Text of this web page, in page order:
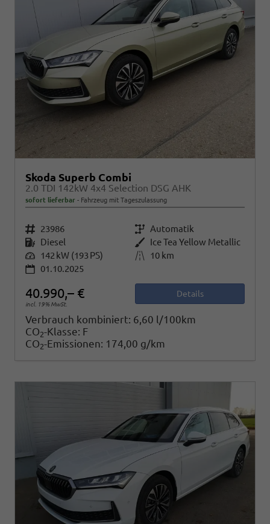
Skoda Superb Combi
2.0 TDI 142kW 4x4 Selection DSG AHK
sofort lieferbar Fahrzeug mit Tageszulassung
Fahrzeugnr. 23986 Getriebe Automatik
Kraftstoff Diesel Außenfarbe Ice Tea Yellow Metallic
Leistung 142 kW (193 PS) Kilometerstand
10 km
01.10.2025
40.990,– €
incl. 19% MwSt.
Details
Verbrauch kombiniert: 6,60 l/100km
CO2-Klasse: F
CO2-Emissionen: 174,00 g/km